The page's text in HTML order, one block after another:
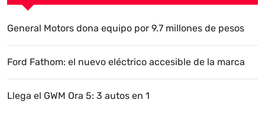
General Motors dona equipo por 9.7 millones de pesos
Ford Fathom: el nuevo eléctrico accesible de la marca
Llega el GWM Ora 5: 3 autos en 1